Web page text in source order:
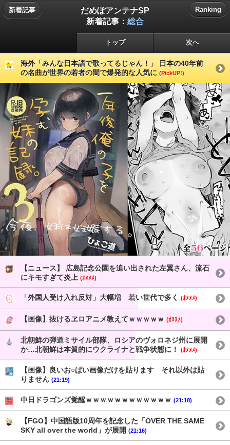
新着記事
だめぽアンテナSP
新着記事： 総合
Ranking
トップ 次へ
海外「みんな日本語で歌ってるじゃん！」 日本の40年前
の名曲が世界の若者の間で爆発的な人気に (PickUP!)
【ニュース】 広島記念公園を追い出された左翼さん、流石
にキモすぎて炎上 (ｵﾇﾇﾒ)
「外国人受け入れ反対」大幅増 若い世代で多く (ｵﾇﾇﾒ)
【画像】抜けるヱロアニメ教えてｗｗｗｗｗ (ｵﾇﾇﾒ)
北朝鮮の弾道ミサイル部隊、ロシアのヴォロネジ州に展開
か…北朝鮮は本質的にウクライナと戦争状態に！
(ｵﾇﾇﾒ)
【画像】良いお○ぱい画像だけを貼ります それ以外は貼
りません (21:19)
中日ドラゴンズ覚醒ｗｗｗｗｗｗｗｗｗｗｗｗ (21:18)
【FGO】中国語版10周年を記念した「OVER THE SAME
SKY all over the world」が展開 (21:16)